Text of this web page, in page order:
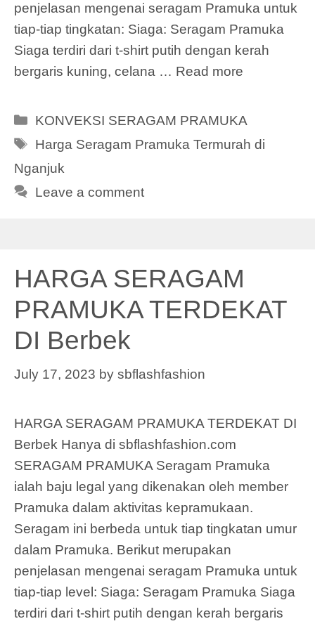
penjelasan mengenai seragam Pramuka untuk
tiap-tiap tingkatan: Siaga: Seragam Pramuka
Siaga terdiri dari t-shirt putih dengan kerah
bergaris kuning, celana … Read more
Categories
KONVEKSI SERAGAM PRAMUKA
Tags
Harga Seragam Pramuka Termurah di
Nganjuk
Leave a comment
HARGA SERAGAM
PRAMUKA TERDEKAT
DI Berbek
July 17, 2023 by sbflashfashion
HARGA SERAGAM PRAMUKA TERDEKAT DI
Berbek Hanya di sbflashfashion.com
SERAGAM PRAMUKA Seragam Pramuka
ialah baju legal yang dikenakan oleh member
Pramuka dalam aktivitas kepramukaan.
Seragam ini berbeda untuk tiap tingkatan umur
dalam Pramuka. Berikut merupakan
penjelasan mengenai seragam Pramuka untuk
tiap-tiap level: Siaga: Seragam Pramuka Siaga
terdiri dari t-shirt putih dengan kerah bergaris